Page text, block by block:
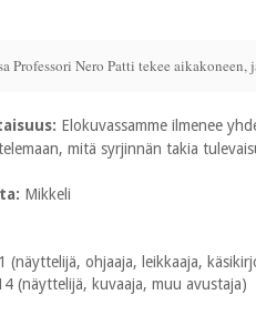
Professori Nero Patti tekee
Elokuvassamme ilmenee
mitä syrjinnän takia
Mikkeli
(näyttelijä, ohjaaja, leikkaaja,
(näyttelijä, kuvaaja, muu avustaja)